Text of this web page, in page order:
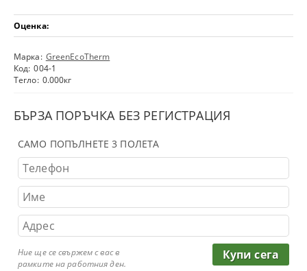
Оценка:
Марка: GreenEcoTherm
Код: 004-1
Тегло: 0.000кг
БЪРЗА ПОРЪЧКА БЕЗ РЕГИСТРАЦИЯ
САМО ПОПЪЛНЕТЕ 3 ПОЛЕТА
Ние ще се свържем с вас в
рамките на работния ден.